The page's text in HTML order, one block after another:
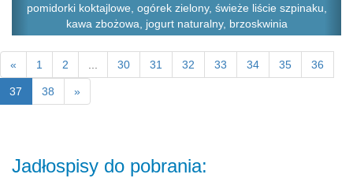
pomidorki koktajlowe, ogórek zielony, świeże liście szpinaku,
kawa zbożowa, jogurt naturalny, brzoskwinia
« 1 2 ... 30 31 32 33 34 35 36
37 38 »
Jadłospisy do pobrania: